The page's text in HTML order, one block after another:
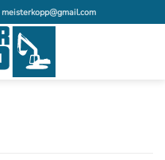
meisterkopp@gmail.com